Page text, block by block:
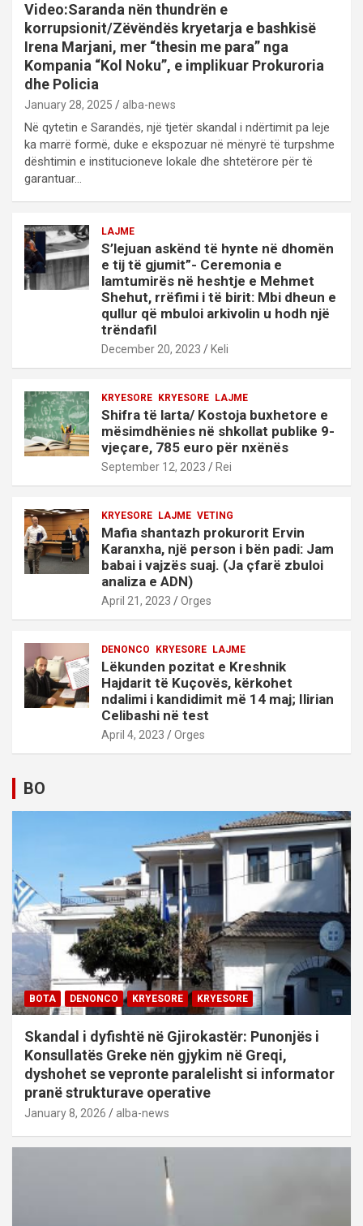
Video:Saranda nën thundrën e
korrupsionit/Zëvëndës kryetarja e bashkisë
Irena Marjani, mer “thesin me para” nga
Kompania “Kol Noku”, e implikuar Prokuroria
dhe Policia
January 28, 2025 alba-news
Në qytetin e Sarandës, një tjetër skandal i ndërtimit pa leje
ka marrë formë, duke e ekspozuar në mënyrë të turpshme
dështimin e institucioneve lokale dhe shtetërore për të
garantuar…
LAJME
S’lejuan askënd të hynte në dhomën
e tij të gjumit”- Ceremonia e
lamtumirës në heshtje e Mehmet
Shehut, rrëfimi i të birit: Mbi dheun e
qullur që mbuloi arkivolin u hodh një
trëndafil
December 20, 2023 Keli
KRYESORE KRYESORE LAJME
Shifra të larta/ Kostoja buxhetore e
mësimdhënies në shkollat publike 9-
vjeçare, 785 euro për nxënës
September 12, 2023 Rei
KRYESORE LAJME VETING
Mafia shantazh prokurorit Ervin
Karanxha, një person i bën padi: Jam
babai i vajzës suaj. (Ja çfarë zbuloi
analiza e ADN)
April 21, 2023 Orges
DENONCO KRYESORE LAJME
Lëkunden pozitat e Kreshnik
Hajdarit të Kuçovës, kërkohet
ndalimi i kandidimit më 14 maj; Ilirian
Celibashi në test
April 4, 2023 Orges
BO
BOTA DENONCO KRYESORE KRYESORE
Skandal i dyfishtë në Gjirokastër: Punonjës i
Konsullatës Greke nën gjykim në Greqi,
dyshohet se vepronte paralelisht si informator
pranë strukturave operative
January 8, 2026 alba-news